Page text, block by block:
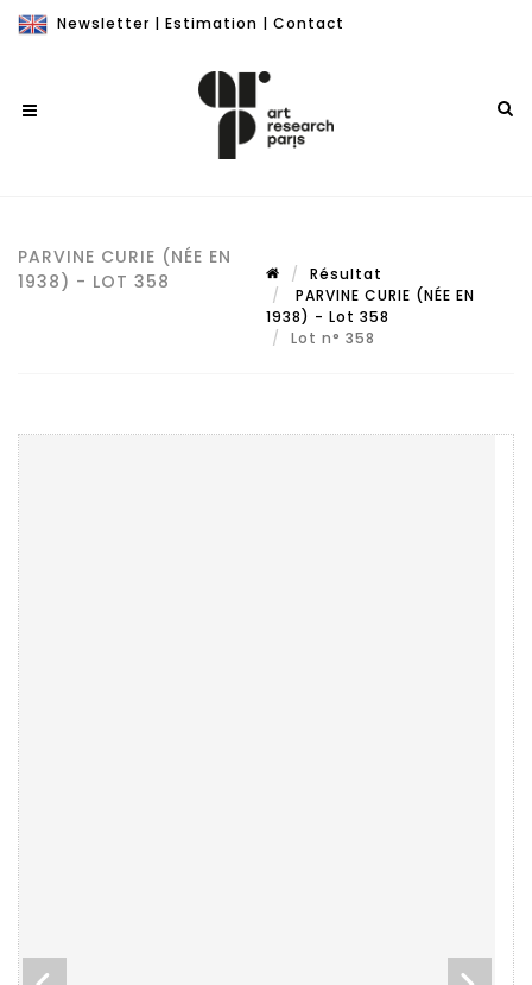
Newsletter | Estimation | Contact
PARVINE CURIE (NÉE EN
1938) - LOT 358
Résultat
PARVINE CURIE (NÉE EN
1938) - Lot 358
Lot n° 358